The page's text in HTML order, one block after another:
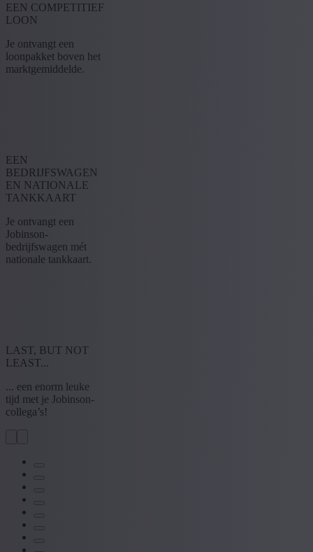
EEN COMPETITIEF
LOON
Je ontvangt een
loonpakket boven het
marktgemiddelde.
EEN
BEDRIJFSWAGEN
EN NATIONALE
TANKKAART
Je ontvangt een
Jobinson-
bedrijfswagen mét
nationale tankkaart.
LAST, BUT NOT
LEAST...
... een enorm leuke
tijd met je Jobinson-
collega’s!